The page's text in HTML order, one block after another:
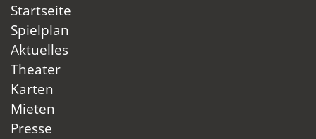
Startseite
Spielplan
Aktuelles
Theater
Karten
Mieten
Presse